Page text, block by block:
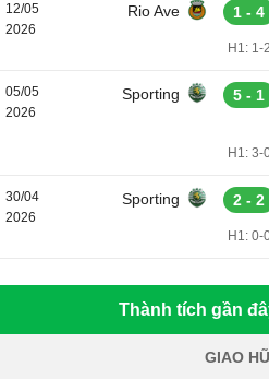
12/05
2026
Rio Ave 1 - 4
H1: 1-2
05/05
2026
Sporting 5 - 1
H1: 3-
30/04
2026
Sporting 2 - 2
H1: 0-
Thành tích gần
GIAO